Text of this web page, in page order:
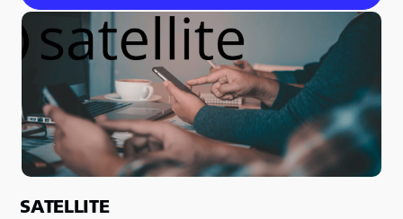
ZUR CASE STUDY
SATELLITE